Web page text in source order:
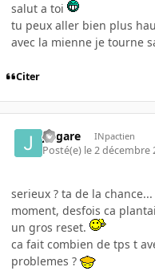
salut a toi
tu peux aller bien plus
avec la mienne je tourne
Citer
jingare INpactien
Posté(e) le 2 décembre
serieux ? ta de la
moment, desfois ca
un gros reset.
ca fait combien de tps t
problemes ?